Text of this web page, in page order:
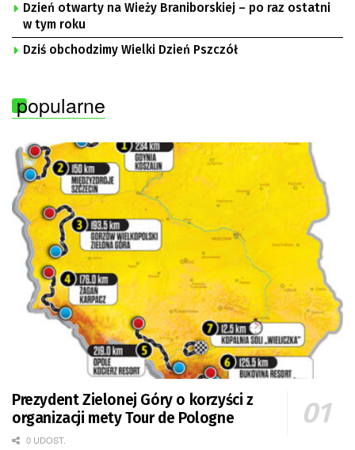
Dzień otwarty na Wieży Braniborskiej – po raz ostatni
w tym roku
Dziś obchodzimy Wielki Dzień Pszczół
popularne
Prezydent Zielonej Góry o korzyści z
organizacji mety Tour de Pologne
0 UDOST.